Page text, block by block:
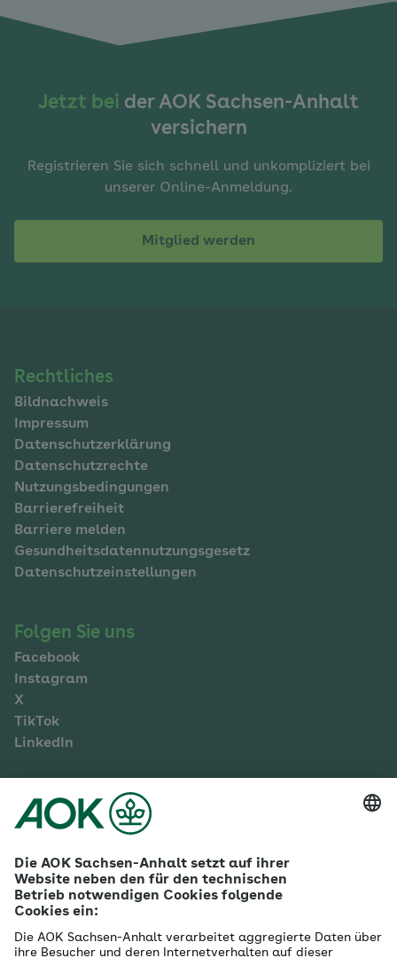
Jetzt bei der AOK Sachsen-Anhalt
versichern
Registrieren Sie sich schnell und unkompliziert bei
unserer Online-Anmeldung.
Mitglied werden
Navigation
im
Fußbereich
Rechtliches
Bildnachweis
Impressum
Datenschutzerklärung
Datenschutzrechte
Nutzungsbedingungen
Barrierefreiheit
Barriere melden
Gesundheitsdatennutzungsgesetz
Datenschutzeinstellungen
Folgen Sie uns
Facebook
Instagram
X
TikTok
LinkedIn
Mehr zur AOK Sachsen-Anhalt
Karriere
Betriebliches Gesundheitsmanagement
Firmenkunden
Gesundheitspartner
Betreuer- & Bevollmächtigte